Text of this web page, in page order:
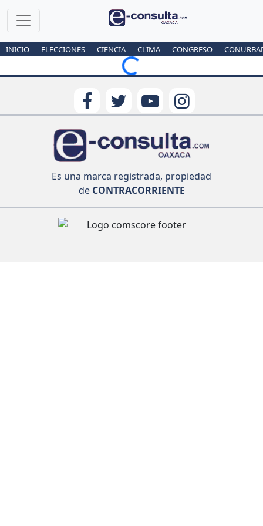
INICIO ELECCIONES CIENCIA CLIMA CONGRESO
Loading...
Es una marca registrada, propiedad
deCONTRACORRIENTE